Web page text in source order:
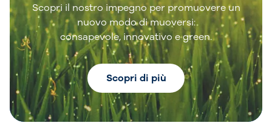
Scopri il nostro impegno per promuovere un
nuovo modo di muoversi:
consapevole, innovativo e green.
Scopri di più